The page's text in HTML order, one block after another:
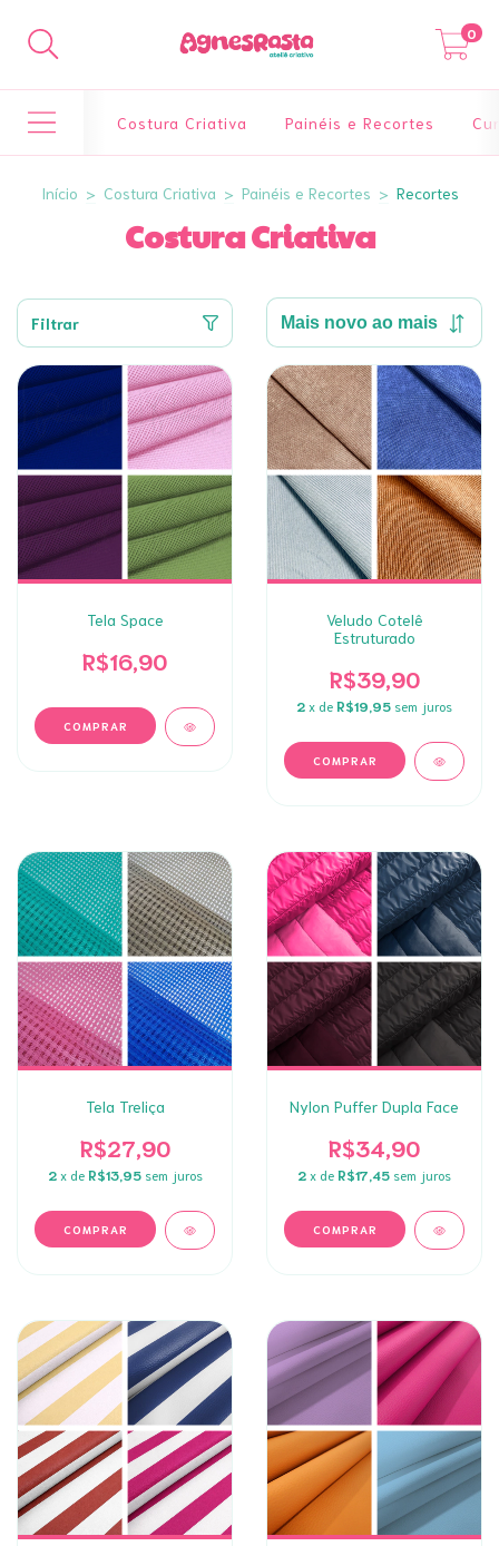
0
Costura Criativa Painéis e Recortes
Início > Costura Criativa > Painéis e Recortes > Recortes
Costura Criativa
Filtrar
Tela Space
R$16,90
COMPRAR
Veludo Cotelê
Estruturado
R$39,90
2 x de R$19,95 sem juros
COMPRAR
Tela Treliça
R$27,90
2 x de R$13,95 sem juros
COMPRAR
Nylon Puffer Dupla Face
R$34,90
2 x de R$17,45 sem juros
COMPRAR